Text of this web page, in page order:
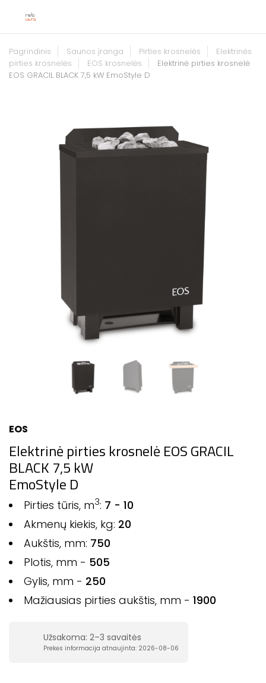
Pagrindinis Saunos įranga Pirties krosnelės
Elektrinės
pirties krosnelės
EOS krosnelės
Elektrinė pirties krosnelė
EOS GRACIL BLACK 7,5 kW EmoStyle D
EOS
Elektrinė pirties krosnelė EOS GRACIL
BLACK 7,5 kW
EmoStyle D
Pirties tūris, m3: 7 - 10
Akmenų kiekis, kg: 20
Aukštis, mm: 750
Plotis, mm - 505
Gylis, mm - 250
Mažiausias pirties aukštis, mm - 1900
Užsakoma: 2–3 savaitės
Prekės informacija atnaujinta: 2026-08-06